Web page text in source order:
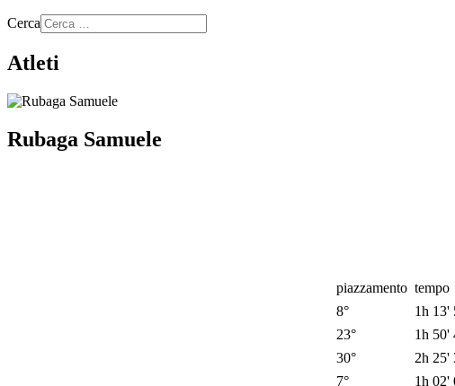
Cerca
Atleti
Rubaga Samuele
piazzamento tempo
8°
1h 13'
23°
1h 50'
30°
2h 25'
7°
1h 02'